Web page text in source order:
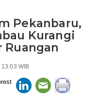
Pekanbaru,
Kurangi
WIB